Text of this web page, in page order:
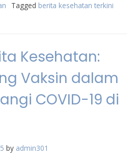
Tagged berita kesehatan terkini
Kesehatan:
Vaksin dalam
COVID-19 di
by admin301